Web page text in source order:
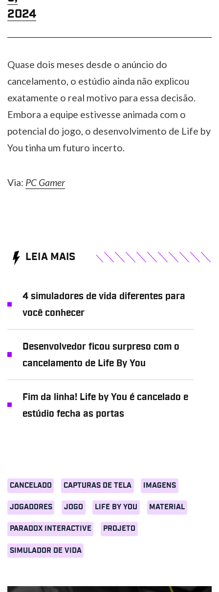
2024
Quase dois meses desde o anúncio do
cancelamento, o estúdio ainda não explicou
exatamente o real motivo para essa decisão.
Embora a equipe estivesse animada com o
potencial do jogo, o desenvolvimento de Life by
You tinha um futuro incerto.
Via: PC Gamer
CANCELADO CAPTURAS DE TELA IMAGENS
JOGADORES JOGO LIFE BY YOU MATERIAL
PARADOX INTERACTIVE PROJETO
SIMULADOR DE VIDA
LEIA MAIS
4 simuladores de vida diferentes para
você conhecer
Desenvolvedor ficou surpreso com o
cancelamento de Life By You
Fim da linha! Life by You é cancelado e
estúdio fecha as portas